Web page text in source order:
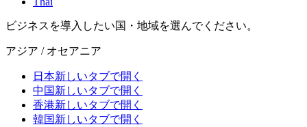
ビジネスを導入したい国・地域を選んでください。
アジア / オセアニア
日本新しいタブで開く
中国新しいタブで開く
香港新しいタブで開く
韓国新しいタブで開く